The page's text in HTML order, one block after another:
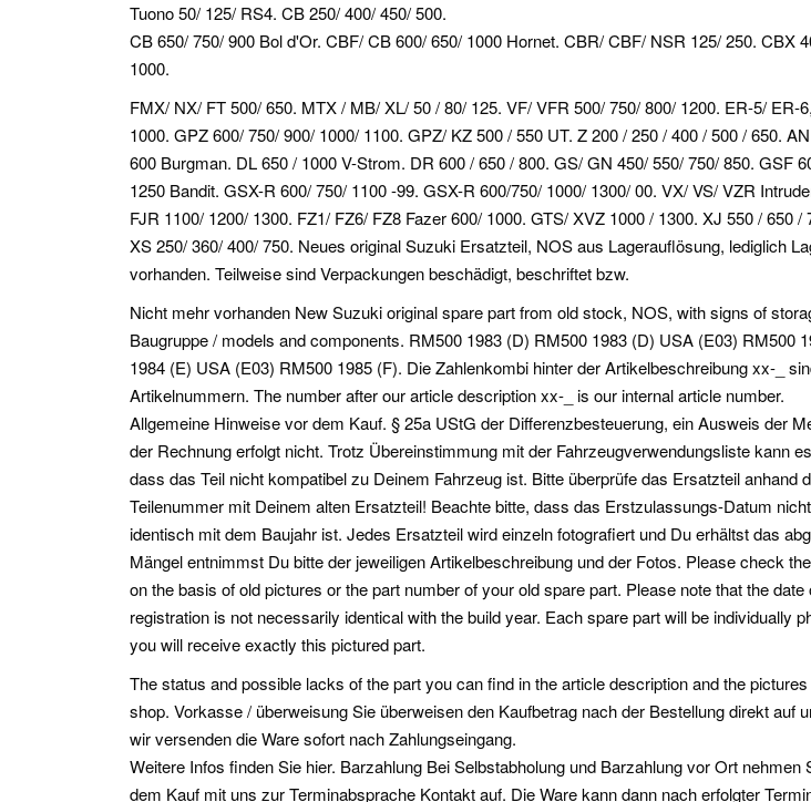
Tuono 50/ 125/ RS4. CB 250/ 400/ 450/ 500.
CB 650/ 750/ 900 Bol d'Or. CBF/ CB 600/ 650/ 1000 Hornet. CBR/ CBF/ NSR 125/ 250. CBX
1000.
FMX/ NX/ FT 500/ 650. MTX / MB/ XL/ 50 / 80/ 125. VF/ VFR 500/ 750/ 800/ 1200. ER-5/ ER-
1000. GPZ 600/ 750/ 900/ 1000/ 1100. GPZ/ KZ 500 / 550 UT. Z 200 / 250 / 400 / 500 / 650.
600 Burgman. DL 650 / 1000 V-Strom. DR 600 / 650 / 800. GS/ GN 450/ 550/ 750/ 850. GSF
1250 Bandit. GSX-R 600/ 750/ 1100 -99. GSX-R 600/750/ 1000/ 1300/ 00. VX/ VS/ VZR
FJR 1100/ 1200/ 1300. FZ1/ FZ6/ FZ8 Fazer 600/ 1000. GTS/ XVZ 1000 / 1300. XJ 550 / 650 /
XS 250/ 360/ 400/ 750. Neues original Suzuki Ersatzteil, NOS aus Lagerauflösung, lediglich
vorhanden. Teilweise sind Verpackungen beschädigt, beschriftet bzw.
Nicht mehr vorhanden New Suzuki original spare part from old stock, NOS, with signs of
Baugruppe / models and components. RM500 1983 (D) RM500 1983 (D) USA (E03) RM500
1984 (E) USA (E03) RM500 1985 (F). Die Zahlenkombi hinter der Artikelbeschreibung xx-_
Artikelnummern. The number after our article description xx-_ is our internal article number.
Allgemeine Hinweise vor dem Kauf. § 25a UStG der Differenzbesteuerung, ein Ausweis der
der Rechnung erfolgt nicht. Trotz Übereinstimmung mit der Fahrzeugverwendungsliste kann
dass das Teil nicht kompatibel zu Deinem Fahrzeug ist. Bitte überprüfe das Ersatzteil anhand
Teilenummer mit Deinem alten Ersatzteil! Beachte bitte, dass das Erstzulassungs-Datum
identisch mit dem Baujahr ist. Jedes Ersatzteil wird einzeln fotografiert und Du erhältst das
Mängel entnimmst Du bitte der jeweiligen Artikelbeschreibung und der Fotos. Please check
on the basis of old pictures or the part number of your old spare part. Please note that the date
registration is not necessarily identical with the build year. Each spare part will be individually
you will receive exactly this pictured part.
The status and possible lacks of the part you can find in the article description and the
shop. Vorkasse / überweisung Sie überweisen den Kaufbetrag nach der Bestellung direkt auf
wir versenden die Ware sofort nach Zahlungseingang.
Weitere Infos finden Sie hier. Barzahlung Bei Selbstabholung und Barzahlung vor Ort nehmen
dem Kauf mit uns zur Terminabsprache Kontakt auf. Die Ware kann dann nach erfolgter